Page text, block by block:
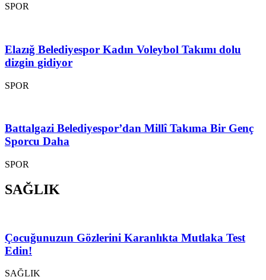
SPOR
Elazığ Belediyespor Kadın Voleybol Takımı dolu
dizgin gidiyor
SPOR
Battalgazi Belediyespor’dan Millî Takıma Bir Genç
Sporcu Daha
SPOR
SAĞLIK
Çocuğunuzun Gözlerini Karanlıkta Mutlaka Test
Edin!
SAĞLIK